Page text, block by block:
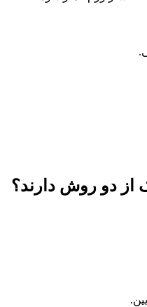
از دو روش دارند؟